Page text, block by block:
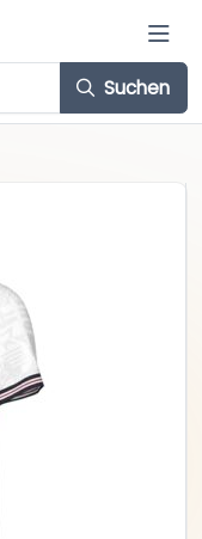
Suchen